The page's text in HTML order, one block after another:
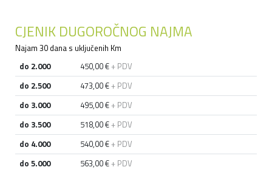
CJENIK DUGOROČNOG NAJMA
Najam 30 dana s uključenih Km
do 2.000
450,00 €+ PDV
do 2.500
473,00 €+ PDV
do 3.000
495,00 €+ PDV
do 3.500
518,00 €+ PDV
do 4.000
540,00 €+ PDV
do 5.000
563,00 €+ PDV